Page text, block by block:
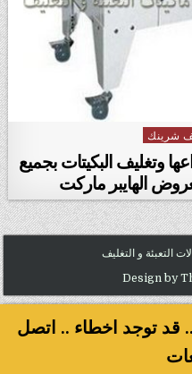
شرينك
وتغليف البكيتات بجميع
الهايبر ماركت
Design by
تصل الى 40 % ... قد توجد اخطاء .. اتصل